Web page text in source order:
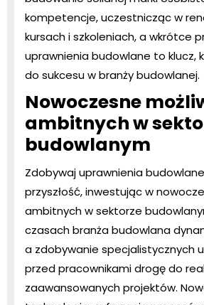
kompetencje, uczestnicząc w
kursach i szkoleniach, a wkrótce
uprawnienia budowlane to klucz,
do sukcesu w branży budowlanej.
Nowoczesne
ambitnych w
budowlanym
Zdobywaj uprawnienia
przyszłość, inwestując w
ambitnych w sektorze
czasach branża budowlana
a zdobywanie specjalistycznych
przed pracownikami drogę do
zaawansowanych projektów.